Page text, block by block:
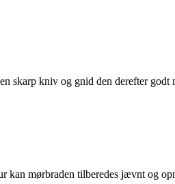
skarp kniv og gnid den derefter
kan mørbraden tilberedes jævnt og